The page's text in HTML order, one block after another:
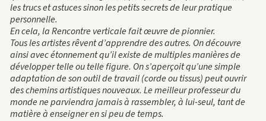
les trucs et astuces sinon les petits secrets de leur pratique
personnelle.
En cela, la Rencontre verticale fait œuvre de pionnier.
Tous les artistes rêvent d’apprendre des autres. On découvre
ainsi avec étonnement qu’il existe de multiples manières de
développer telle ou telle figure. On s’aperçoit qu’une simple
adaptation de son outil de travail (corde ou tissus) peut ouvrir
des chemins artistiques nouveaux. Le meilleur professeur du
monde ne parviendra jamais à rassembler, à lui-seul, tant de
matière à enseigner en si peu de temps.